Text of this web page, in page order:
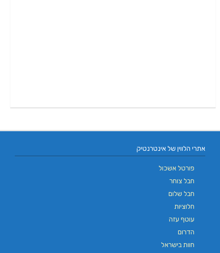
אתרי הלווין של אינטרנטיק
פורטל אשכול
חבל צוחר
חבל שלום
חלוציות
עוטף עזה
הדרום
חוות בישראל